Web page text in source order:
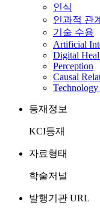
인식
인과적 관계
기술 수용
Artificial
Digital
Perception
Causal
Technology
등재정보
KCI등재
자료형태
학술저널
발행기관 URL